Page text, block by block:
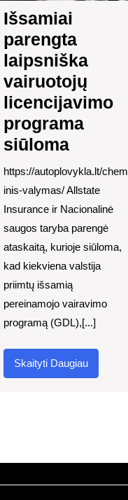
Išsamiai
parengta
laipsniška
vairuotojų
licencijavimo
programa
siūloma
https://autoplovykla.lt/chem
inis-valymas/ Allstate
Insurance ir Nacionalinė
saugos taryba parengė
ataskaitą, kurioje siūloma,
kad kiekviena valstija
priimtų išsamią
pereinamojo vairavimo
programą (GDL),[...]
Skaityti DaugiauSkaityti
Daugiau